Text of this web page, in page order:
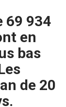
69 934
en
bas
de 20